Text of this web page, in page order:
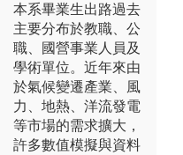
本系畢業生出路過去
主要分布於教職、公
職、國營事業人員及
學術單位。近年來由
於氣候變遷產業、風
力、地熱、洋流發電
等市場的需求擴大，
許多數值模擬與資料